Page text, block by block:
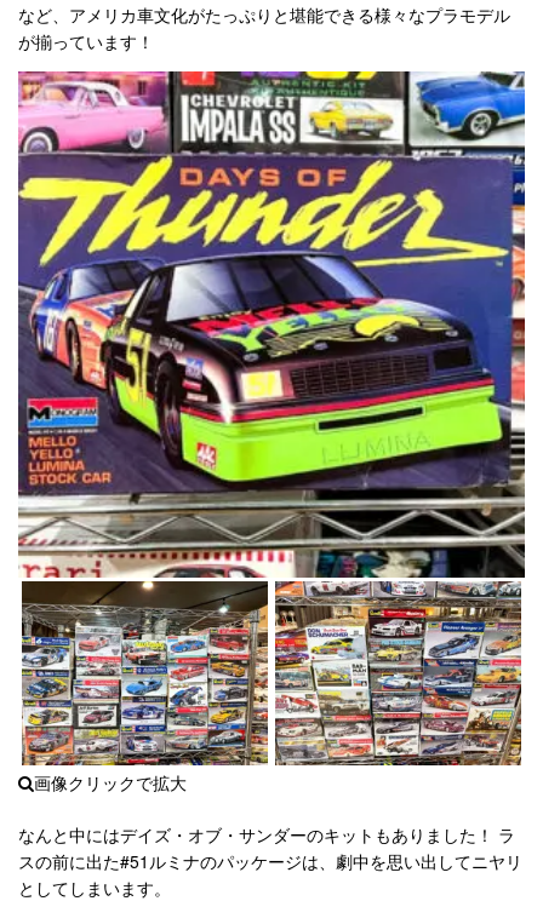
など、アメリカ車文化がたっぷりと堪能できる様々なプラモデル
が揃っています！
なんと中にはデイズ・オブ・サンダーのキットもありました！ ラ
スの前に出た#51ルミナのパッケージは、劇中を思い出してニヤリ
としてしまいます。